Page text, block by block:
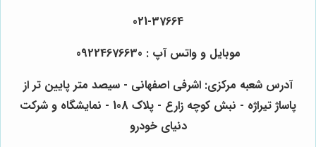
021-37664
موبایل و واتس آپ : 09224676630
آدرس شعبه مرکزی: اشرفی اصفهانی - سیصد متر پایین تر از
پاساژ تیراژه - نبش کوچه زارع - پلاک 108 - نمایشگاه و شرکت
دنیای خودرو